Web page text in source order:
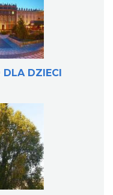
DLA DZIECI